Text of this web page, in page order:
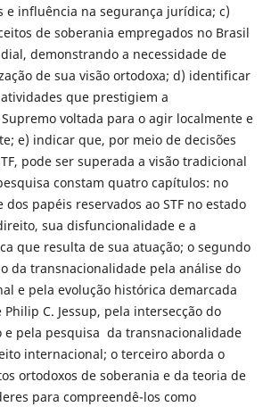
e influência na segurança jurídica; c)
de soberania empregados no Brasil
demonstrando a necessidade de
de sua visão ortodoxa; d) identificar
que prestigiem a
voltada para o agir localmente e
e) indicar que, por meio de decisões
pode ser superada a visão tradicional
constam quatro capítulos: no
papéis reservados ao STF no estado
sua disfuncionalidade e a
que resulta de sua atuação; o segundo
da transnacionalidade pela análise do
e pela evolução histórica demarcada
C. Jessup, pela intersecção do
e pela pesquisa da transnacionalidade
internacional; o terceiro aborda o
ortodoxos de soberania e da teoria de
para compreendê-los como